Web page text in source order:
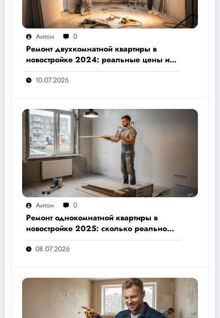
Антон 0
Ремонт двухкомнатной квартиры в
новостройке 2024: реальные цены и
скрытые расходы, которые вам не
назовут подрядчики
10.07.2026
Антон 0
Ремонт однокомнатной квартиры в
новостройке 2025: сколько реально
стоит и как не переплатить — полный
расчёт от 500 000 рублей
08.07.2026